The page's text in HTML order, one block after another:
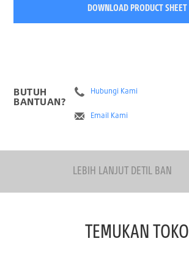
DOWNLOAD PRODUCT SHEET
BUTUH
BANTUAN?
Hubungi Kami
Email Kami
LEBIH LANJUT DETIL BAN
TEMUKAN TOKO